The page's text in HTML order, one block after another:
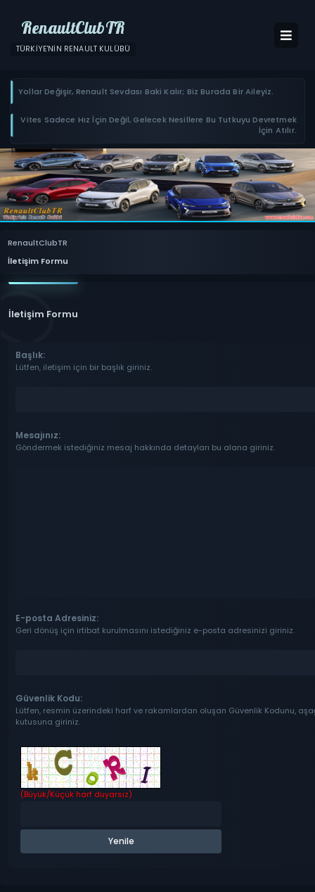
RenaultClubTR
TÜRKIYE'NIN RENAULT KULÜBÜ
Yollar Değişir, Renault Sevdası Baki Kalır; Biz Burada Bir Aileyiz.
Vites Sadece Hız İçin Değil, Gelecek Nesillere Bu Tutkuyu Devretmek
İçin Atılır.
RenaultClubTR
İletişim Formu
İletişim Formu
Başlık:
Lütfen, iletişim için bir başlık giriniz.
Mesajınız:
Göndermek istediğiniz mesaj hakkında detayları bu alana giriniz.
E-posta Adresiniz:
Geri dönüş için irtibat kurulmasını istediğiniz e-posta adresinizi giriniz.
Güvenlik Kodu:
Lütfen, resmin üzerindeki harf ve rakamlardan oluşan Güvenlik Kodunu,
kutusuna giriniz.
(Büyük/Küçük harf duyarsız)